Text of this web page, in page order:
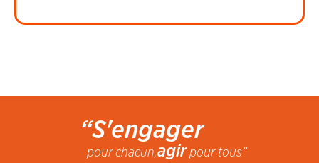
“S'engager
pour chacun,agirpour tous”